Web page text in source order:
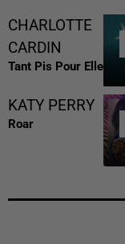
CHARLOTTE
CARDIN
Tant Pis Pour Elle
KATY PERRY
Roar